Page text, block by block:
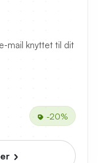
mail knyttet til dit
-20%